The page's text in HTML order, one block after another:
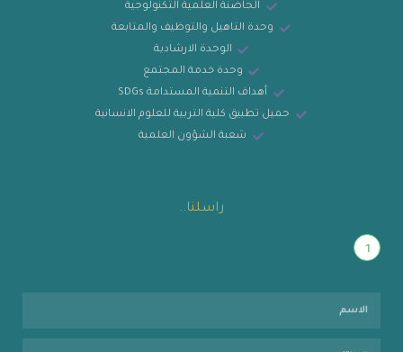
الحاضنة العلمية التكنولوجية
وحدة التاهيل والتوظيف والمتابعة
الوحدة الارشادية
وحدة خدمة المجتمع
أهداف التنمية المستدامة SDGs
حميل تطبيق كلية التربية للعلوم الانسانية
شعبة الشؤون العلمية
راسلنا..
1